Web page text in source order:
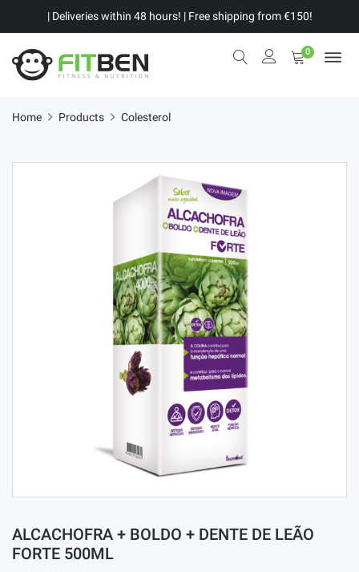
| Deliveries within 48 hours! | Free shipping from €150!
0
Home Products Colesterol
ALCACHOFRA + BOLDO + DENTE DE LEÃO
FORTE 500ML